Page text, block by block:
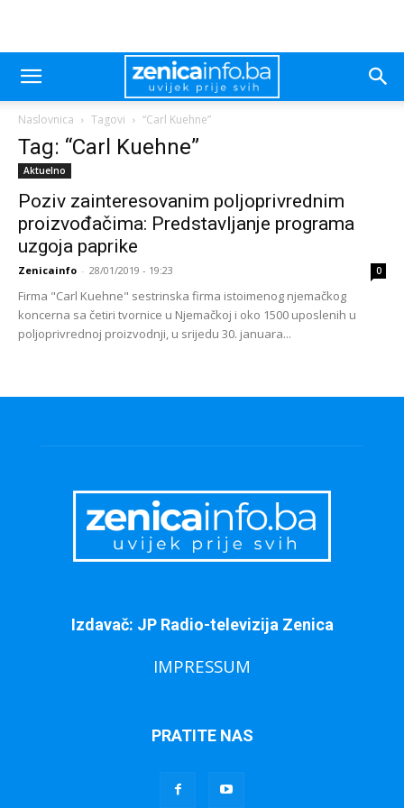
Naslovnica Tagovi “Carl Kuehne”
Tag: “Carl Kuehne”
Aktuelno
Poziv zainteresovanim poljoprivrednim
proizvođačima: Predstavljanje programa
uzgoja paprike
Zenicainfo - 28/01/2019 - 19:23 0
Firma "Carl Kuehne" sestrinska firma istoimenog njemačkog
koncerna sa četiri tvornice u Njemačkoj i oko 1500 uposlenih u
poljoprivrednoj proizvodnji, u srijedu 30. januara...
Izdavač: JP Radio-televizija Zenica
IMPRESSUM
PRATITE NAS